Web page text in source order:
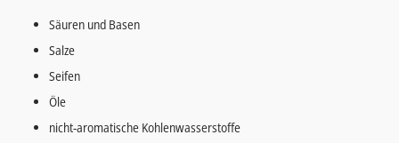
Säuren und Basen
Salze
Seifen
Öle
nicht-aromatische Kohlenwasserstoffe